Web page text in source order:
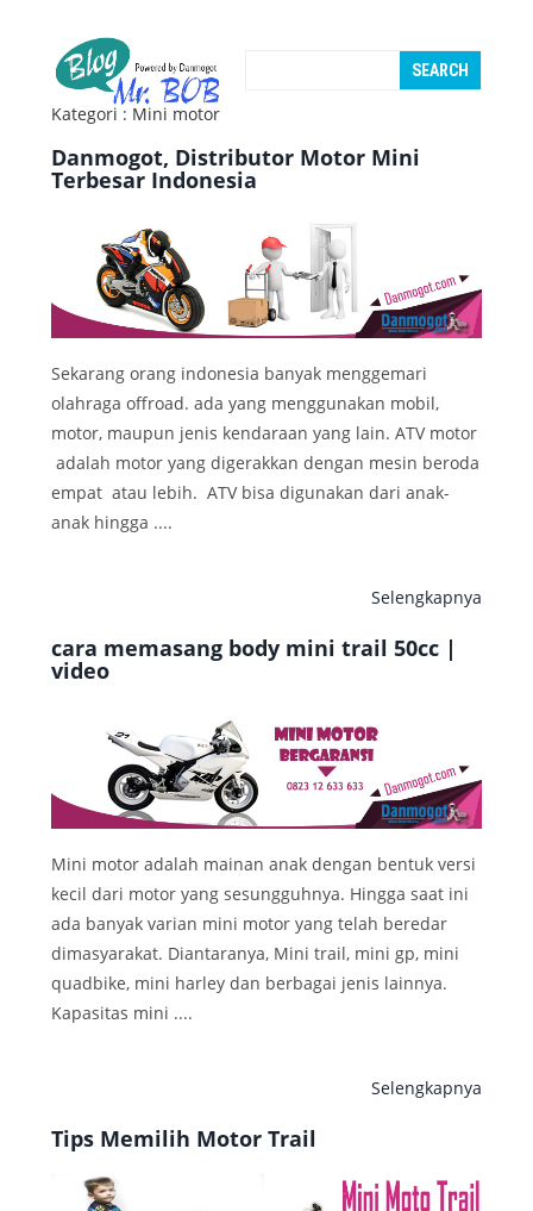
Kategori : Mini motor
Danmogot, Distributor Motor Mini
Terbesar Indonesia
Sekarang orang indonesia banyak menggemari
olahraga offroad. ada yang menggunakan mobil,
motor, maupun jenis kendaraan yang lain. ATV motor
adalah motor yang digerakkan dengan mesin beroda
empat atau lebih. ATV bisa digunakan dari anak-
anak hingga ....
Selengkapnya
cara memasang body mini trail 50cc |
video
Mini motor adalah mainan anak dengan bentuk versi
kecil dari motor yang sesungguhnya. Hingga saat ini
ada banyak varian mini motor yang telah beredar
dimasyarakat. Diantaranya, Mini trail, mini gp, mini
quadbike, mini harley dan berbagai jenis lainnya.
Kapasitas mini ....
Selengkapnya
Tips Memilih Motor Trail